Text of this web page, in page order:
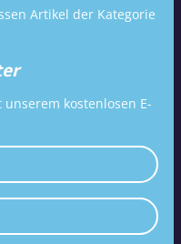
Artikel der Kategorie
kostenlosen E-